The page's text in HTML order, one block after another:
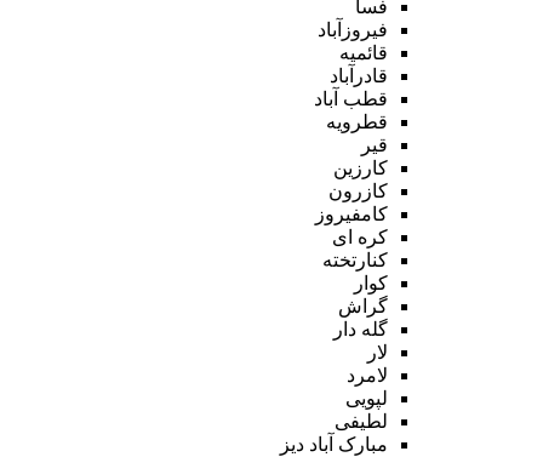
فسا
فیروزآباد
قائمیه
قادرآباد
قطب آباد
قطرویه
قیر
کارزین
کازرون
کامفیروز
کره ای
کنارتخته
کوار
گراش
گله دار
لار
لامرد
لپویی
لطیفی
مبارک آباد دیز